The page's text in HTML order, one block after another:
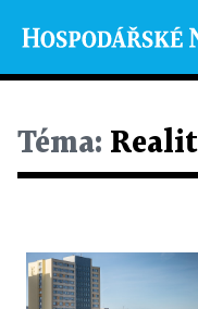
Téma: